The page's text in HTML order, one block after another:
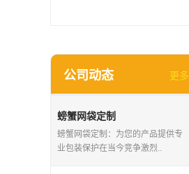
公司动态 更多
螃蟹网袋定制
螃蟹网袋定制：为您的产品提供专
业包装保护在当今竞争激烈..